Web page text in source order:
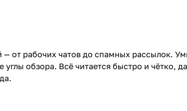
от рабочих чатов до спамных рассылок.
углы обзора. Всё читается быстро и